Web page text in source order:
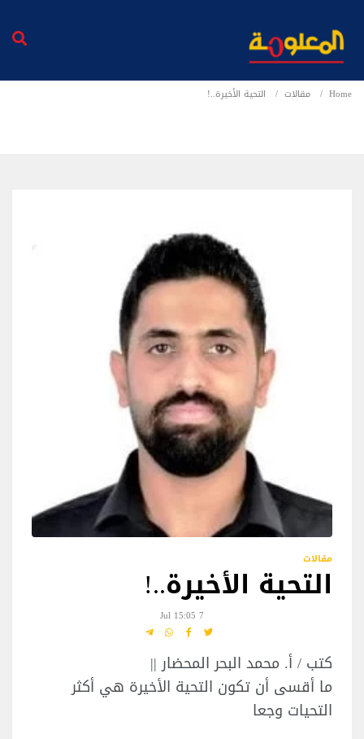
Home مقالات التحية الأخيرة..!
مقالات
التحية الأخيرة..!
7 Jul 15:05
كتب / أ. محمد البحر المحضار ||
ما أقسى أن تكون التحية الأخيرة هي أكثر
التحيات وجعا